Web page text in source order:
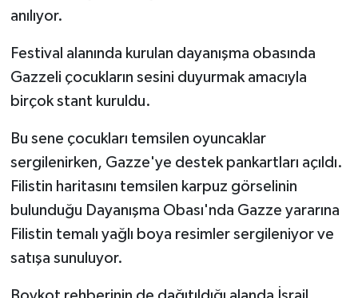
anılıyor.
Festival alanında kurulan dayanışma obasında
Gazzeli çocukların sesini duyurmak amacıyla
birçok stant kuruldu.
Bu sene çocukları temsilen oyuncaklar
sergilenirken, Gazze'ye destek pankartları açıldı.
Filistin haritasını temsilen karpuz görselinin
bulunduğu Dayanışma Obası'nda Gazze yararına
Filistin temalı yağlı boya resimler sergileniyor ve
satışa sunuluyor.